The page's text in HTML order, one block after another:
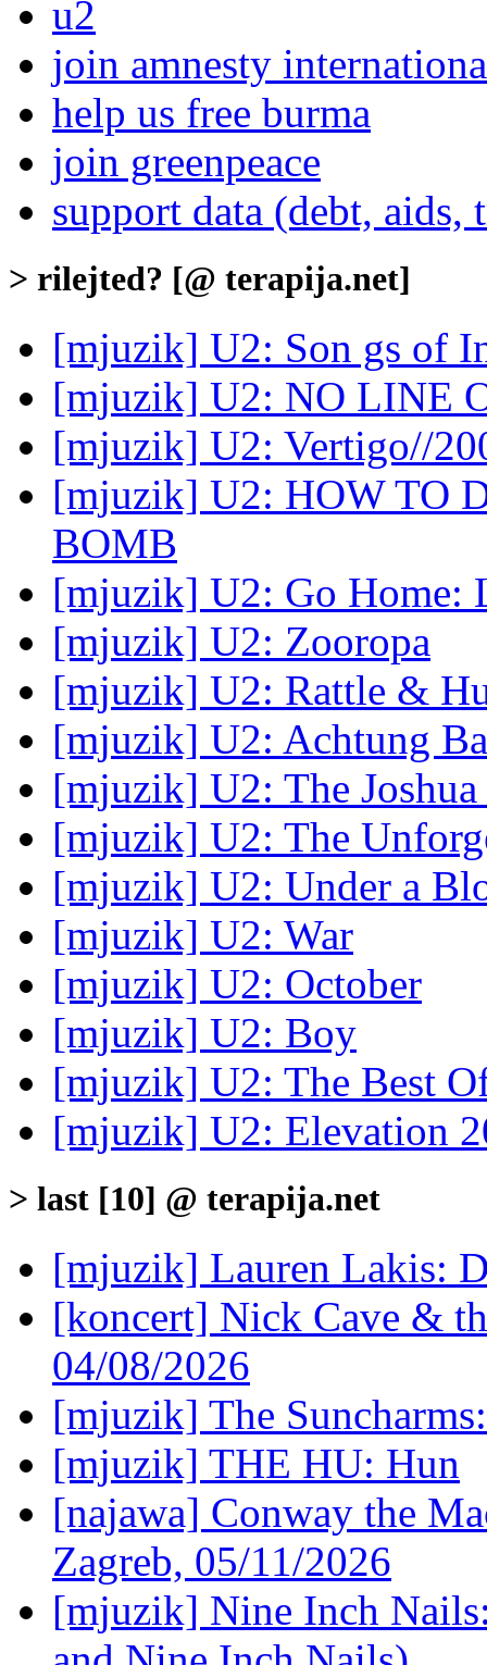
u2
join amnesty
help us free burma
join greenpeace
support data (debt, aids,
> rilejted? [@ terapija.net]
[mjuzik] U2: Son gs of
[mjuzik] U2: NO LINE
[mjuzik] U2: Vertigo//
[mjuzik] U2: HOW TO
BOMB
[mjuzik] U2: Go Home:
[mjuzik] U2: Zooropa
[mjuzik] U2: Rattle &
[mjuzik] U2: Achtung
[mjuzik] U2: The Joshua
[mjuzik] U2: The
[mjuzik] U2: Under a
[mjuzik] U2: War
[mjuzik] U2: October
[mjuzik] U2: Boy
[mjuzik] U2: The Best
[mjuzik] U2: Elevation
> last [10] @ terapija.net
[mjuzik] Lauren Lakis:
[koncert] Nick Cave &
04/08/2026
[mjuzik] The
[mjuzik] THE HU: Hun
[najawa] Conway the
Zagreb, 05/11/2026
[mjuzik] Nine Inch